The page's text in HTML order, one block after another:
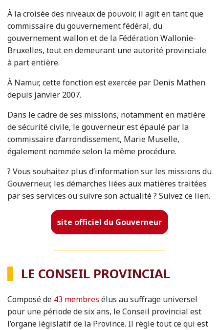
À la croisée des niveaux de pouvoir, il agit en tant que
commissaire du gouvernement fédéral, du
gouvernement wallon et de la Fédération Wallonie-
Bruxelles, tout en demeurant une autorité provinciale
à part entière.
À Namur, cette fonction est exercée par Denis Mathen
depuis janvier 2007.
Dans le cadre de ses missions, notamment en matière
de sécurité civile, le gouverneur est épaulé par la
commissaire d’arrondissement, Marie Muselle,
également nommée selon la même procédure.
? Vous souhaitez plus d’information sur les missions du
Gouverneur, les démarches liées aux matières traitées
par ses services ou suivre son actualité ? Suivez ce lien.
site officiel du Gouverneur
LE CONSEIL PROVINCIAL
Composé de 43 membres élus au suffrage universel
pour une période de six ans, le Conseil provincial est
l’organe législatif de la Province. Il règle tout ce qui est